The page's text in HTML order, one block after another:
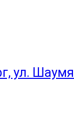
ул.